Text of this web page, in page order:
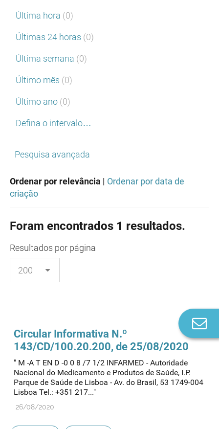
Última hora (0)
Últimas 24 horas (0)
Última semana (0)
Último mês (0)
Último ano (0)
Defina o intervalo…
Pesquisa avançada
Ordenar por relevância | Ordenar por data de
criação
Foram encontrados 1 resultados.
Resultados por página
Circular Informativa N.º
143/CD/100.20.200, de 25/08/2020
" M -A T EN D -0 0 8 /7 1/2 INFARMED - Autoridade
Nacional do Medicamento e Produtos de Saúde, I.P.
Parque de Saúde de Lisboa - Av. do Brasil, 53 1749-004
Lisboa Tel.: +351 217..."
26/08/2020